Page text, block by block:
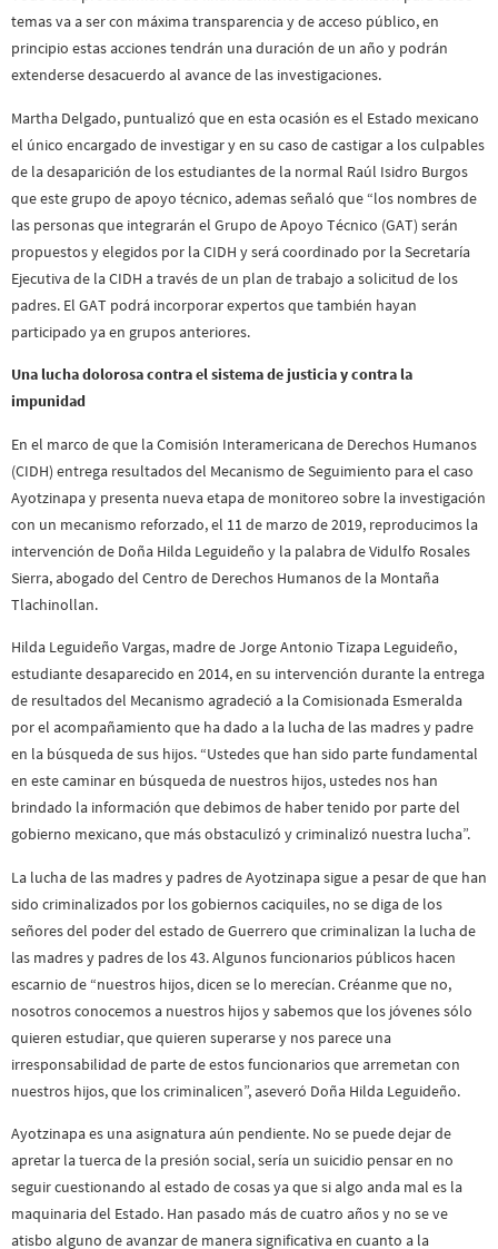
temas va a ser con máxima transparencia y de acceso público, en
principio estas acciones tendrán una duración de un año y podrán
extenderse desacuerdo al avance de las investigaciones.
Martha Delgado, puntualizó que en esta ocasión es el Estado mexicano
el único encargado de investigar y en su caso de castigar a los culpables
de la desaparición de los estudiantes de la normal Raúl Isidro Burgos
que este grupo de apoyo técnico, ademas señaló que “los nombres de
las personas que integrarán el Grupo de Apoyo Técnico (GAT) serán
propuestos y elegidos por la CIDH y será coordinado por la Secretaría
Ejecutiva de la CIDH a través de un plan de trabajo a solicitud de los
padres. El GAT podrá incorporar expertos que también hayan
participado ya en grupos anteriores.
Una lucha dolorosa contra el sistema de justicia y contra la
impunidad
En el marco de que la Comisión Interamericana de Derechos Humanos
(CIDH) entrega resultados del Mecanismo de Seguimiento para el caso
Ayotzinapa y presenta nueva etapa de monitoreo sobre la investigación
con un mecanismo reforzado, el 11 de marzo de 2019, reproducimos la
intervención de Doña Hilda Leguideño y la palabra de Vidulfo Rosales
Sierra, abogado del Centro de Derechos Humanos de la Montaña
Tlachinollan.
Hilda Leguideño Vargas, madre de Jorge Antonio Tizapa Leguideño,
estudiante desaparecido en 2014, en su intervención durante la entrega
de resultados del Mecanismo agradeció a la Comisionada Esmeralda
por el acompañamiento que ha dado a la lucha de las madres y padre
en la búsqueda de sus hijos. “Ustedes que han sido parte fundamental
en este caminar en búsqueda de nuestros hijos, ustedes nos han
brindado la información que debimos de haber tenido por parte del
gobierno mexicano, que más obstaculizó y criminalizó nuestra lucha”.
La lucha de las madres y padres de Ayotzinapa sigue a pesar de que han
sido criminalizados por los gobiernos caciquiles, no se diga de los
señores del poder del estado de Guerrero que criminalizan la lucha de
las madres y padres de los 43. Algunos funcionarios públicos hacen
escarnio de “nuestros hijos, dicen se lo merecían. Créanme que no,
nosotros conocemos a nuestros hijos y sabemos que los jóvenes sólo
quieren estudiar, que quieren superarse y nos parece una
irresponsabilidad de parte de estos funcionarios que arremetan con
nuestros hijos, que los criminalicen”, aseveró Doña Hilda Leguideño.
Ayotzinapa es una asignatura aún pendiente. No se puede dejar de
apretar la tuerca de la presión social, sería un suicidio pensar en no
seguir cuestionando al estado de cosas ya que si algo anda mal es la
maquinaria del Estado. Han pasado más de cuatro años y no se ve
atisbo alguno de avanzar de manera significativa en cuanto a la